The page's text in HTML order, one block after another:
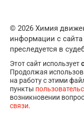
© 2026 Химия
информации с сайта
преследуется в
Этот сайт использует
Продолжая
на работу с этими
пункты
возникновении
связи.